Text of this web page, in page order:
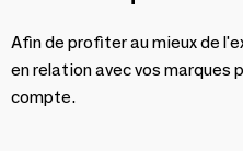
Afin de profiter au mieux de
en relation avec vos marques
compte.